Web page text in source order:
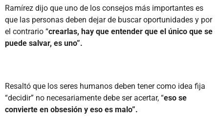
Ramírez dijo que uno de los consejos más importantes es
que las personas deben dejar de buscar oportunidades y por
el contrario “crearlas, hay que entender que el único que se
puede salvar, es uno”.
Resaltó que los seres humanos deben tener como idea fija
“decidir” no necesariamente debe ser acertar, “eso se
convierte en obsesión y eso es malo”.